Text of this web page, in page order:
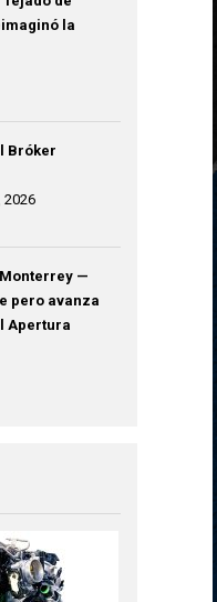
la
Bróker
2026
—
pero avanza
Apertura